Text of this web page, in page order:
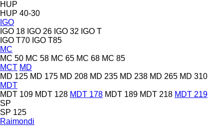
HUP
HUP 40-30
IGO
IGO 18 IGO 26 IGO 32 IGO T
IGO T70 IGO T85
MC
MC 50 MC 58 MC 65 MC 68 MC 85
MCT MD
MD 125 MD 175 MD 208 MD 235 MD 238 MD 265 MD 310
MDT
MDT 109 MDT 128 MDT 178 MDT 189 MDT 218 MDT 219
SP
SP 125
Raimondi